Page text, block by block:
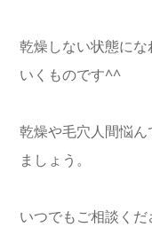
乾燥しない状態に
いくものです^^
乾燥や毛穴人間悩
ましょう。
いつでもご相談く